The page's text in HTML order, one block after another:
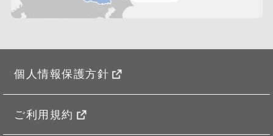
個人情報保護方針
ご利用規約